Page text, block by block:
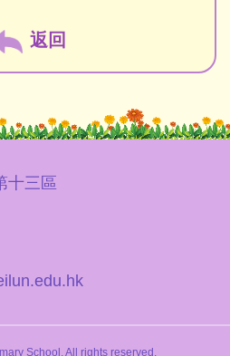
返回
十三區
School. All rights reserved.